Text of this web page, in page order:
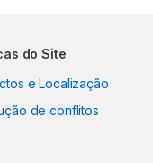
do Site
e Localização
de conflitos